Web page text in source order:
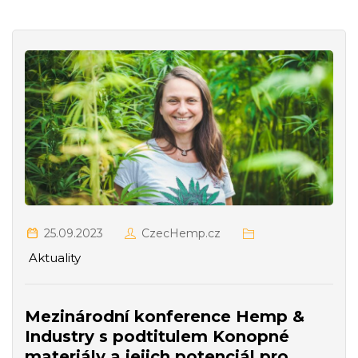
25.09.2023 CzecHemp.cz
Aktuality
Mezinárodní konference Hemp &
Industry s podtitulem Konopné